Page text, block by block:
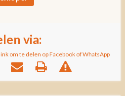
via:
om te delen op Facebook of WhatsApp